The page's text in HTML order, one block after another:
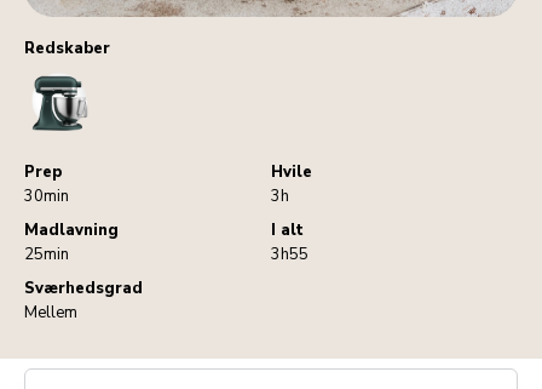
Redskaber
StandMixer
Prep
30min
Hvile
3h
Madlavning
25min
I alt
3h55
Sværhedsgrad
Mellem